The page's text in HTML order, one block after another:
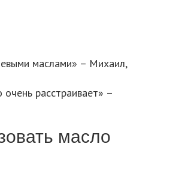
маслами» – Михаил,
расстраивает» –
масло